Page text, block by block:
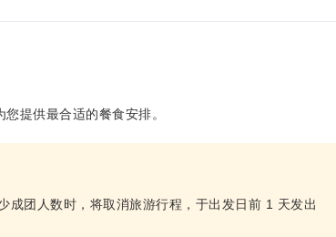
提供最合适的餐食安排。
团人数时，将取消旅游行程，于出发日前 1 天发出